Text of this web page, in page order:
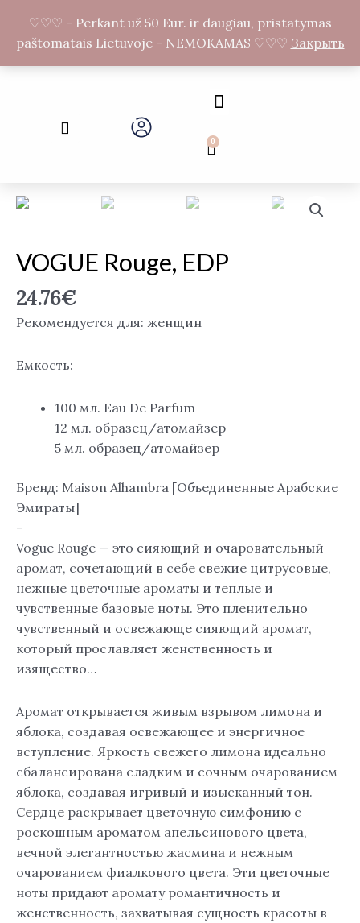
содержимому
F
a
c
e
k
n
s
t
g
r
m
Search
Menu
0Cart
VOGUE Rouge, EDP
24.76€
Рекомендуется для: женщин
Емкость:
100 мл. Eau De Parfum
12 мл. образец/атомайзер
5 мл. образец/атомайзер
Бренд: Maison Alhambra [Объединенные Арабские
Эмираты]
–
Vogue Rouge — это сияющий и очаровательный
аромат, сочетающий в себе свежие цитрусовые,
нежные цветочные ароматы и теплые и
чувственные базовые ноты. Это пленительно
чувственный и освежающе сияющий аромат,
который прославляет женственность и
изящество…
Аромат открывается живым взрывом лимона и
яблока, создавая освежающее и энергичное
вступление. Яркость свежего лимона идеально
сбалансирована сладким и сочным очарованием
яблока, создавая игривый и изысканный тон.
Сердце раскрывает цветочную симфонию с
роскошным ароматом апельсинового цвета,
вечной элегантностью жасмина и нежным
очарованием фиалкового цвета. Эти цветочные
ноты придают аромату романтичность и
женственность, захватывая сущность красоты в
Количество
товара
Rouge,
EDP
♡♡♡ - Perkant už 50 Eur. ir daugiau, pristatymas
paštomatais Lietuvoje - NEMOKAMAS ♡♡♡ Закрыть